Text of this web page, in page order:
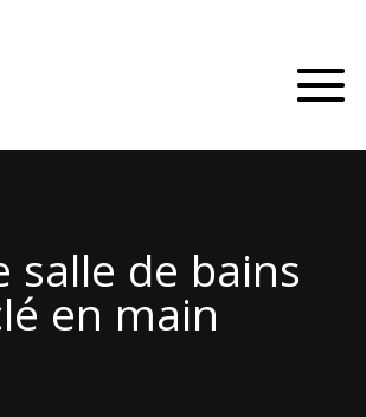
salle de bains
en main